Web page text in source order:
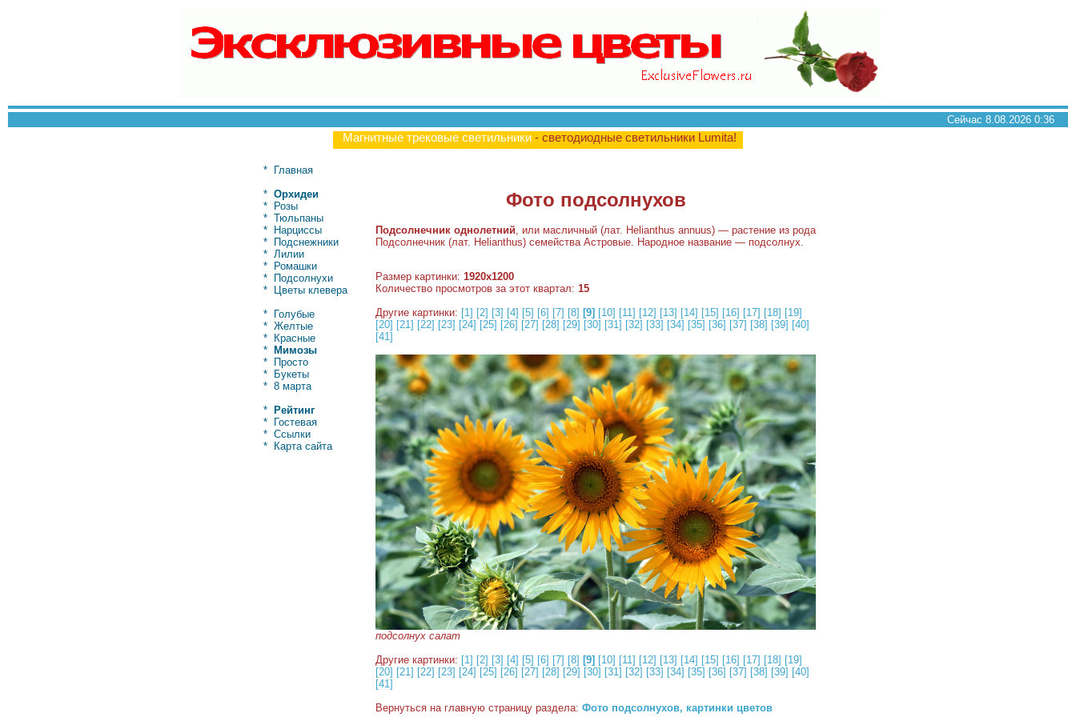
Сейчас 8.08.2026 0:36
Магнитные трековые светильники - светодиодные светильники Lumita!
*
Главная
* Орхидеи
*
Розы
* Тюльпаны
*
Нарциссы
*
Подснежники
* Лилии
*
Ромашки
*
Подсолнухи
*
Цветы клевера
*
Голубые
* Желтые
*
Красные
*
Мимозы
*
Просто
*
Букеты
* 8 марта
*
Рейтинг
*
Гостевая
* Ссылки
*
Карта сайта
Фото подсолнухов
Подсолнечник однолетний, или масличный (лат. Helianthus annuus) — растение из рода
Подсолнечник (лат. Helianthus) семейства Астровые. Народное название — подсолнух.
Размер картинки: 1920x1200
Количество просмотров за этот квартал: 15
Другие картинки: [1] [2] [3] [4] [5] [6] [7] [8] [9] [10] [11] [12] [13] [14] [15] [16] [17] [18] [19]
[20] [21] [22] [23] [24] [25] [26] [27] [28] [29] [30] [31] [32] [33] [34] [35] [36] [37] [38] [39] [40]
[41]
подсолнух салат
Другие картинки: [1] [2] [3] [4] [5] [6] [7] [8] [9] [10] [11] [12] [13] [14] [15] [16] [17] [18] [19]
[20] [21] [22] [23] [24] [25] [26] [27] [28] [29] [30] [31] [32] [33] [34] [35] [36] [37] [38] [39] [40]
[41]
Вернуться на главную страницу раздела: Фото подсолнухов, картинки цветов